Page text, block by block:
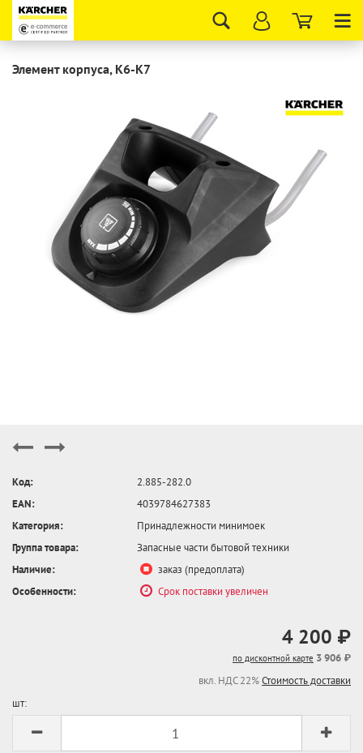
Элемент корпуса, K6-K7
Код:
2.885-282.0
EAN:
4039784627383
Категория:
Принадлежности минимоек
Группа товара:
Запасные части бытовой техники
Наличие:
заказ (предоплата)
Особенности:
Срок поставки увеличен
4 200 ₽
по дисконтной карте 3 906 ₽
вкл. НДС 22%Стоимость доставки
шт: